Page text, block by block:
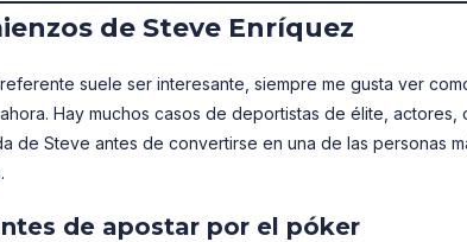
de Steve Enríquez
suele ser interesante, siempre me gusta ver
Hay muchos casos de deportistas de élite,
de Steve antes de convertirse en una de las personas
de apostar por el póker